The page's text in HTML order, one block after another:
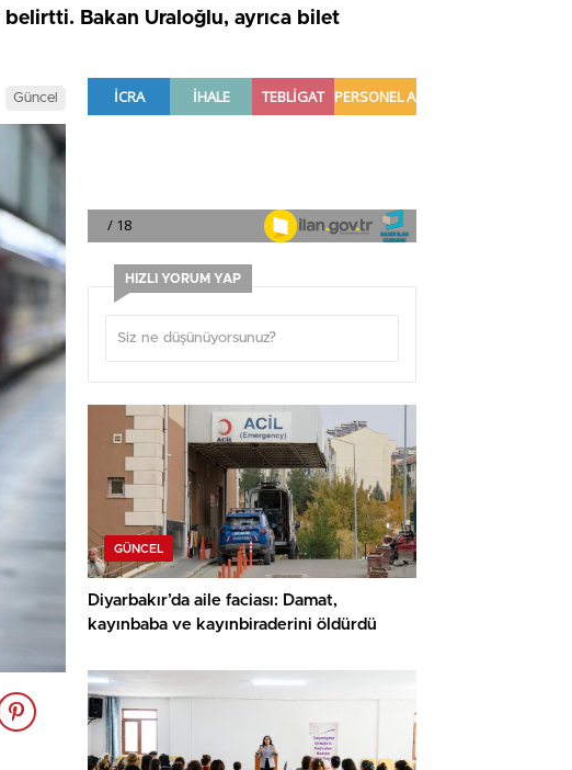
Bakan Uraloğlu, ayrıca bilet
Güncel
HIZLI YORUM YAP
GÜNCEL
Diyarbakır’da aile faciası: Damat,
kayınbaba ve kayınbiraderini öldürdü